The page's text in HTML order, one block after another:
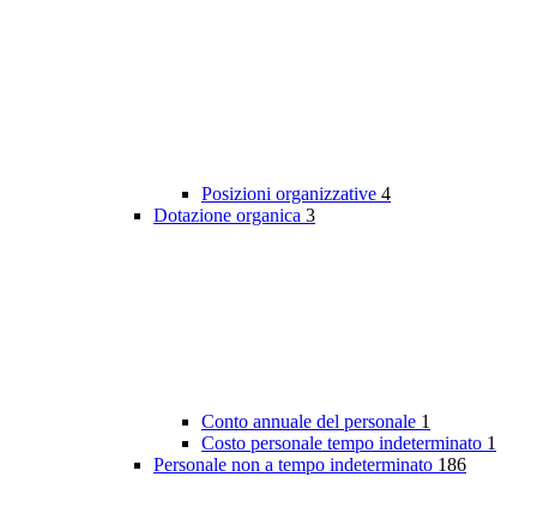
Posizioni organizzative 4
Dotazione organica 3
Conto annuale del personale 1
Costo personale tempo indeterminato 1
Personale non a tempo indeterminato 186